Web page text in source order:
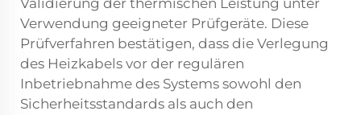
Validierung der thermischen Leistung unter
Verwendung geeigneter Prüfgeräte. Diese
Prüfverfahren bestätigen, dass die Verlegung
des Heizkabels vor der regulären
Inbetriebnahme des Systems sowohl den
Sicherheitsstandards als auch den